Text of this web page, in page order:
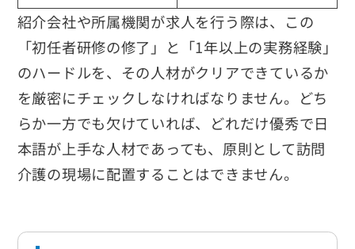
紹介会社や所属機関が求人を行う際は、この
「初任者研修の修了」と「1年以上の実務経験」
のハードルを、その人材がクリアできているか
を厳密にチェックしなければなりません。どち
らか一方でも欠けていれば、どれだけ優秀で日
本語が上手な人材であっても、原則として訪問
介護の現場に配置することはできません。